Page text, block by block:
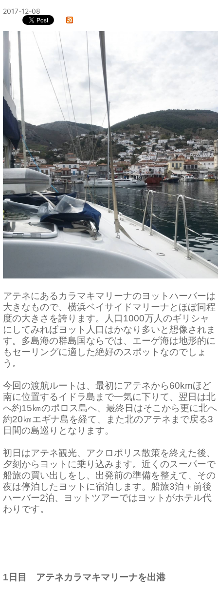
2017-12-08
アテネにあるカラマキマリーナのヨットハーバーは
大きなもので、横浜ベイサイドマリーナとほぼ同程
度の大きさを誇ります。人口1000万人のギリシャ
にしてみればヨット人口はかなり多いと想像されま
す。多島海の群島国ならでは、エーゲ海は地形的に
もセーリングに適した絶好のスポットなのでしょ
う。
今回の渡航ルートは、最初にアテネから60kmほど
南に位置するイドラ島まで一気に下りて、翌日は北
へ約15㎞のポロス島へ、最終日はそこから更に北へ
約20㎞エギナ島を経て、また北のアテネまで戻る3
日間の島巡りとなります。
初日はアテネ観光、アクロポリス散策を終えた後、
夕刻からヨットに乗り込みます。近くのスーパーで
船旅の買い出しをし、出発前の準備を整えて、その
夜は停泊したヨットに宿泊します。船旅3泊＋前後
ハーバー2泊、ヨットツアーではヨットがホテル代
わりです。
1日目　アテネカラマキマリーナを出港